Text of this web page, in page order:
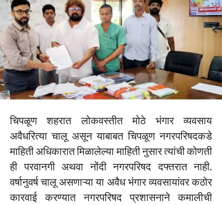
चिपळूण शहरात लोकवस्तीत मोठे भंगार व्यवसाय
अवैधरित्या चालू असून याबाबत चिपळूण नगरपरिषदकडे
माहिती अधिकारात मिळालेल्या माहिती नुसार त्यांची कोणती
ही परवानगी अथवा नोंदी नगरपरिषद दफ्तरात नाही.
वर्षानुवर्ष चालू असणाऱ्या या अवैध भंगार व्यवसायांवर कठोर
कारवाई करण्यात नगरपरिषद प्रशासनाने कमालीची